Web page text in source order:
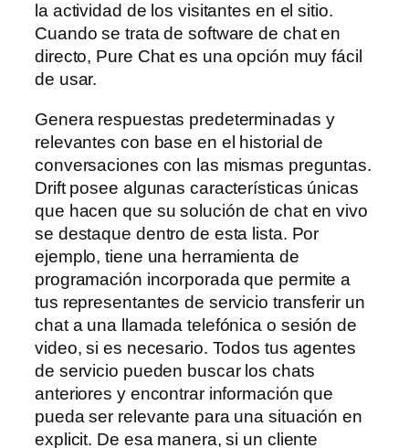
la actividad de los visitantes en el sitio.
Cuando se trata de software de chat en
directo, Pure Chat es una opción muy fácil
de usar.
Genera respuestas predeterminadas y
relevantes con base en el historial de
conversaciones con las mismas preguntas.
Drift posee algunas características únicas
que hacen que su solución de chat en vivo
se destaque dentro de esta lista. Por
ejemplo, tiene una herramienta de
programación incorporada que permite a
tus representantes de servicio transferir un
chat a una llamada telefónica o sesión de
video, si es necesario. Todos tus agentes
de servicio pueden buscar los chats
anteriores y encontrar información que
pueda ser relevante para una situación en
explicit. De esa manera, si un cliente